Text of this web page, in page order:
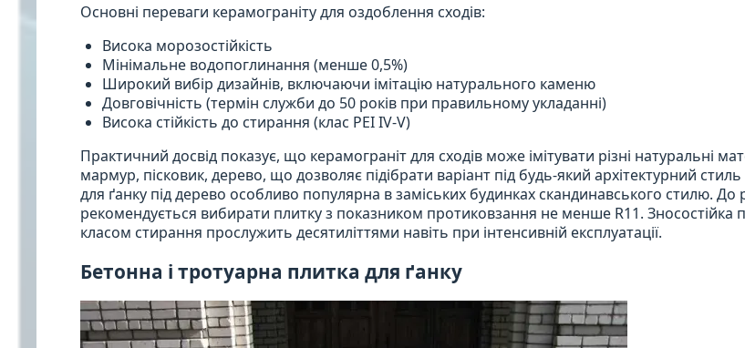
Основні переваги керамограніту для оздоблення сходів:
Висока морозостійкість
Мінімальне водопоглинання (менше 0,5%)
Широкий вибір дизайнів, включаючи імітацію натурального каменю
Довговічність (термін служби до 50 років при правильному укладанні)
Висока стійкість до стирання (клас PEI IV-V)
Практичний досвід показує, що керамограніт для сходів може імітувати різні натуральні
мармур, пісковик, дерево, що дозволяє підібрати варіант під будь-який архітектурний
для ґанку під дерево особливо популярна в заміських будинках скандинавського стилю. До
рекомендується вибирати плитку з показником протиковзання не менше R11. Зносостійка
класом стирання прослужить десятиліттями навіть при інтенсивній експлуатації.
Бетонна і тротуарна плитка для ґанку